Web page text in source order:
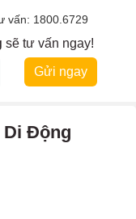
vấn: 1800.6729
sẽ tư vấn ngay!
Gửi ngay
Di Động